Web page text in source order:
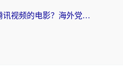
怎么在国外看腾讯视频的电影？海外党亲测有效的回国加速指南